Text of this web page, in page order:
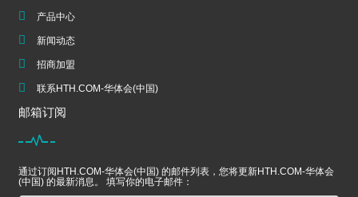
产品中心
新闻动态
招商加盟
联系HTH.COM-华体会(中国)
邮箱订阅
通过订阅HTH.COM-华体会(中国) 的邮件列表，您将更新HTH.COM-华体会
(中国) 的最新消息。 填写你的电子邮件：